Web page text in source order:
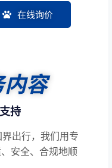
在线询价
容
持
出行，我们用专
安全、合规地顺